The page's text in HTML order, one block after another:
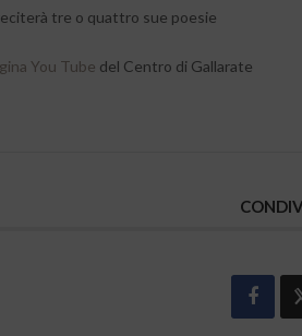
tre o quattro sue poesie
You Tube del Centro di Gallarate